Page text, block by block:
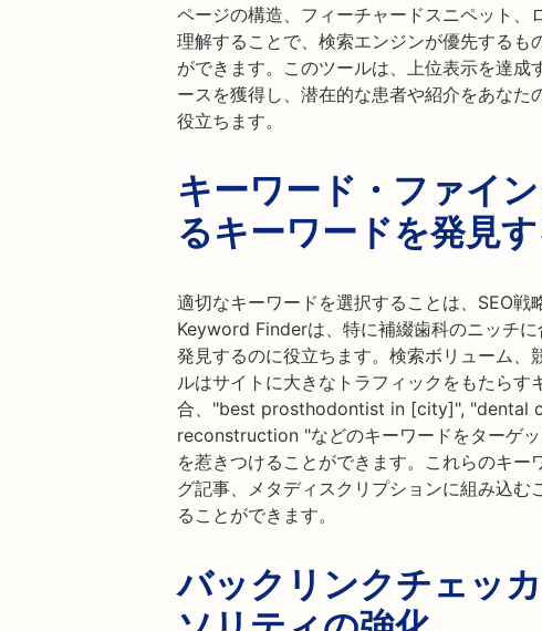
ページの構造、フィーチャードスニペット、
理解することで、検索エンジンが優先するも
ができます。このツールは、上位表示を達成
ースを獲得し、潜在的な患者や紹介をあな
役立ちます。
キーワード・ファイ
るキーワードを発見
適切なキーワードを選択することは、SEO戦
Keyword Finderは、特に補綴歯科のニッチ
発見するのに役立ちます。検索ボリューム
ルはサイトに大きなトラフィックをもたら
合、"best prosthodontist in [city]", "dental
reconstruction "などのキーワードをターゲ
を惹きつけることができます。これらのキー
グ記事、メタディスクリプションに組み込
ることができます。
バックリンクチェッ